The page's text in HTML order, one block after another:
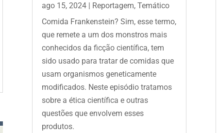
ago 15, 2024| Reportagem, Temático
Comida Frankenstein? Sim, esse termo,
que remete a um dos monstros mais
conhecidos da ficção científica, tem
sido usado para tratar de comidas que
usam organismos geneticamente
modificados. Neste episódio tratamos
sobre a ética científica e outras
questões que envolvem esses
produtos.